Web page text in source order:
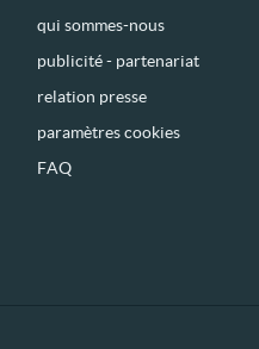
qui sommes-nous
publicité - partenariat
relation presse
paramètres cookies
FAQ